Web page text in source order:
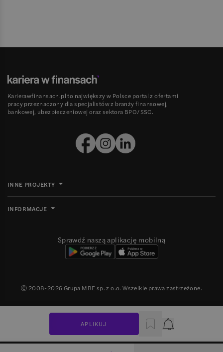
APLIKUJ Powiadomienie
Karierawfinansach.pl to największy w Polsce portal z ofertami
pracy przeznaczony dla specjalistów z branży finansowej,
bankowej, ubezpieczeniowej oraz sektora BPO/SSC.
INNE PROJEKTY
INFORMACJE
Sprawdź naszą aplikację mobilną
Ⓒ 2008-2026Grupa MBE sp. z o.o. Wszelkie prawa zastrzeżone.